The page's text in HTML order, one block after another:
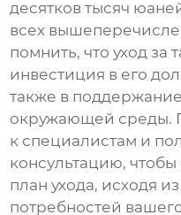
десятков тысяч
всех
помнить, что уход за
инвестиция в его
также в
окружающей среды.
к специалистам и
консультацию,
план ухода, исходя
потребностей